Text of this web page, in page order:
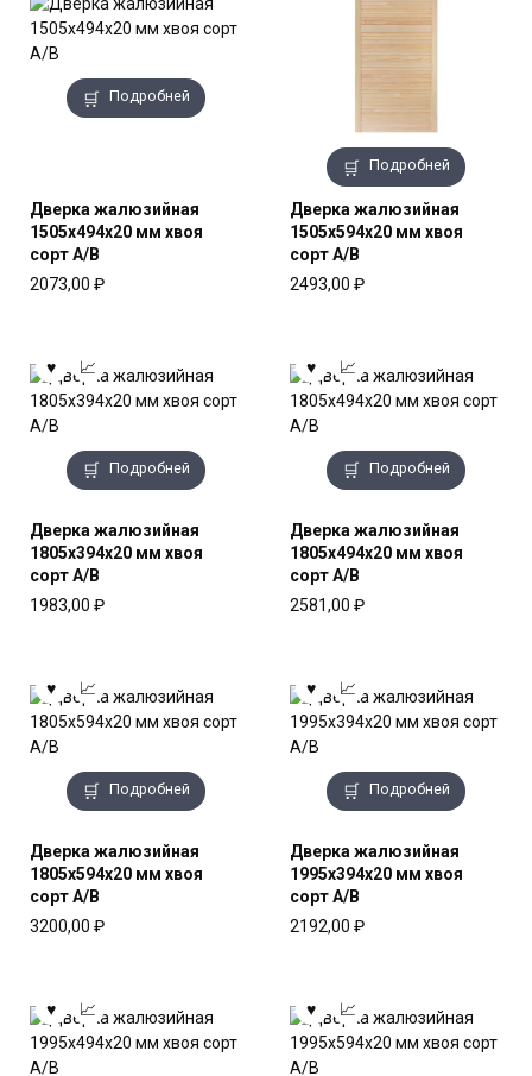
Подробней
Дверка жалюзийная
1505x494x20 мм хвоя
сорт А/В
2073,00 ₽
Подробней
Дверка жалюзийная
1505x594x20 мм хвоя
сорт А/В
2493,00 ₽
Подробней
Дверка жалюзийная
1805x394x20 мм хвоя
сорт А/В
1983,00 ₽
Подробней
Дверка жалюзийная
1805x494x20 мм хвоя
сорт А/В
2581,00 ₽
Подробней
Дверка жалюзийная
1805x594x20 мм хвоя
сорт А/В
3200,00 ₽
Подробней
Дверка жалюзийная
1995x394x20 мм хвоя
сорт А/В
2192,00 ₽